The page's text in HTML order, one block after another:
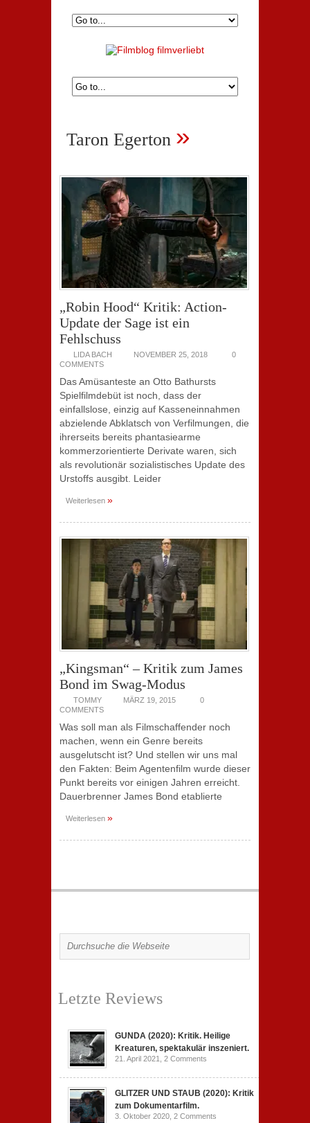
Taron Egerton »
„Robin Hood“ Kritik: Action-
Update der Sage ist ein
Fehlschuss
LIDA BACH NOVEMBER 25, 2018
0
COMMENTS
Das Amüsanteste an Otto Bathursts
Spielfilmdebüt ist noch, dass der
einfallslose, einzig auf Kasseneinnahmen
abzielende Abklatsch von Verfilmungen, die
ihrerseits bereits phantasiearme
kommerzorientierte Derivate waren, sich
als revolutionär sozialistisches Update des
Urstoffs ausgibt. Leider
Weiterlesen »
„Kingsman“ – Kritik zum James
Bond im Swag-Modus
TOMMY MÄRZ 19, 2015
0
COMMENTS
Was soll man als Filmschaffender noch
machen, wenn ein Genre bereits
ausgelutscht ist? Und stellen wir uns mal
den Fakten: Beim Agentenfilm wurde dieser
Punkt bereits vor einigen Jahren erreicht.
Dauerbrenner James Bond etablierte
Weiterlesen »
Letzte Reviews
GUNDA (2020): Kritik. Heilige
Kreaturen, spektakulär inszeniert.
21. April 2021, 2 Comments
GLITZER UND STAUB (2020): Kritik
zum Dokumentarfilm.
3. Oktober 2020, 2 Comments